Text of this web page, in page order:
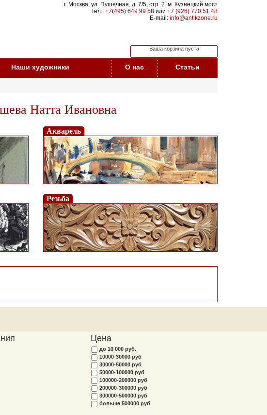
г. Москва, ул. Пушечная, д. 7/5, стр. 2 м. Кузнецкий мост
Тел.: +7(495) 649 99 58 или +7 (926) 770 51 48
E-mail: info@antikzone.ru
Ваша корзина пуста
Наши художники О нас Статьи
Натта Ивановна
Акварель
Резьба
Цена
до 10 000 руб.
10000-30000 руб
30000-50000 руб
50000-100000 руб
100000-200000 руб
200000-300000 руб
300000-500000 руб
больше 500000 руб